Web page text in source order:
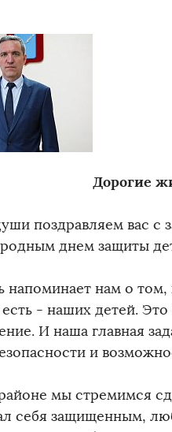
Дорогие
поздравляем вас с
днем защиты
напоминает нам о
есть - наших детей.
И наша главная
и
мы стремимся
себя защищенным,